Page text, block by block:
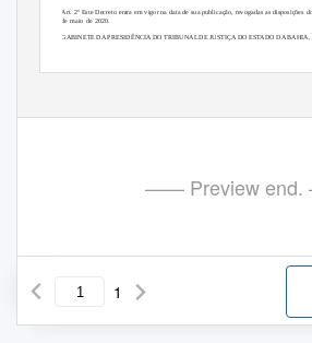
Art. 2º Este Decreto entra em vigor na data de sua publicação, revogadas as disposições
de maio de 2020.
GABINETE DA PRESIDÊNCIA DO TRIBUNAL DE JUSTIÇA DO ESTADO DA BAHIA,
—— Preview
1